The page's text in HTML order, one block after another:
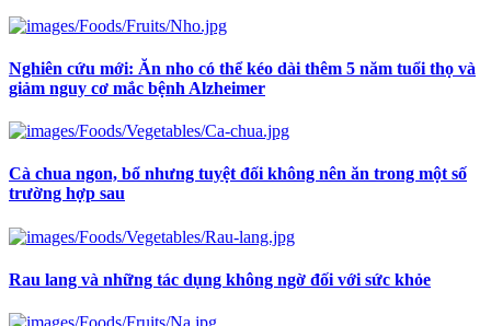
Nghiên cứu mới: Ăn nho có thể kéo dài thêm 5 năm tuổi thọ và
giảm nguy cơ mắc bệnh Alzheimer
Cà chua ngon, bổ nhưng tuyệt đối không nên ăn trong một số
trường hợp sau
Rau lang và những tác dụng không ngờ đối với sức khỏe